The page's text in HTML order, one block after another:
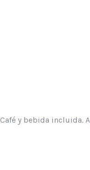
Café y bebida incluida.